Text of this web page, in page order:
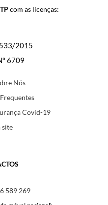
com as licenças:
533/2015
6709
Nós
Covid-19
site
589 269